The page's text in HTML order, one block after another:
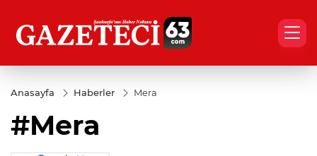
Anasayfa Haberler Mera
#Mera